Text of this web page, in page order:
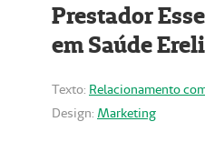
Prestador
em Saúde
Texto: Relacionamento
Design: Marketing